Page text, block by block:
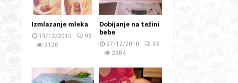
Izmlazanje mleka
19/12/2010
93
3120
Dobijanje na težini
bebe
27/12/2010
93
2984